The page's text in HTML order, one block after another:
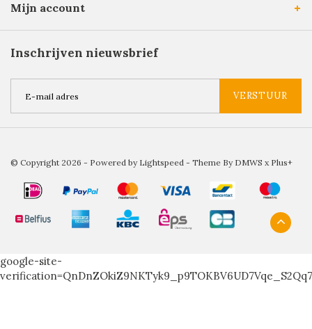
Mijn account
Inschrijven nieuwsbrief
VERSTUUR
© Copyright 2026 - Powered by Lightspeed - Theme By DMWS x Plus+
google-site-